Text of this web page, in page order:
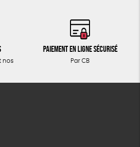
nos
Paiement en ligne sécurisé
Par CB